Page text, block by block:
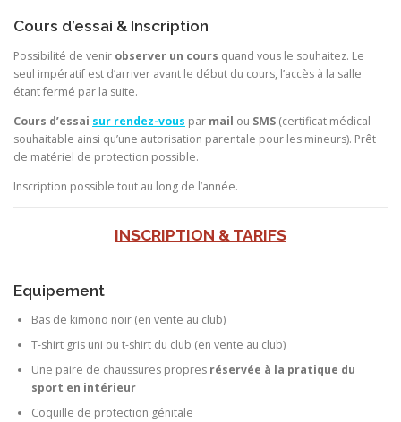
Cours d’essai & Inscription
Possibilité de venir observer un cours quand vous le souhaitez. Le
seul impératif est d’arriver avant le début du cours, l’accès à la salle
étant fermé par la suite.
Cours d’essai sur rendez-vous par mail ou SMS (certificat médical
souhaitable ainsi qu’une autorisation parentale pour les mineurs). Prêt
de matériel de protection possible.
Inscription possible tout au long de l’année.
INSCRIPTION & TARIFS
Equipement
Bas de kimono noir (en vente au club)
T-shirt gris uni ou t-shirt du club (en vente au club)
Une paire de chaussures propres réservée à la pratique du
sport en intérieur
Coquille de protection génitale